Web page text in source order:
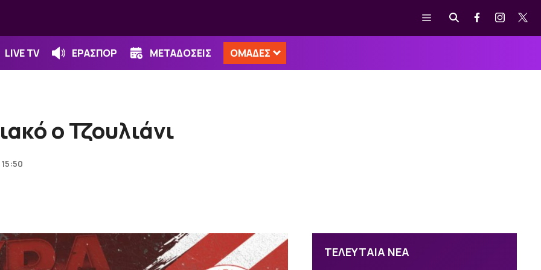
Μενού
LIVE TV ΕΡΑΣΠΟΡ ΜΕΤΑΔΟΣΕΙΣ ΟΜΑΔΕΣ
ο Τζουλιάνι
ΤΕΛΕΥΤΑΙΑ ΝΕΑ